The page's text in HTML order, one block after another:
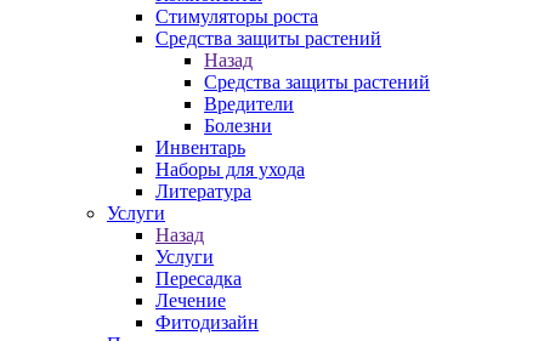
Стимуляторы роста
Средства защиты растений
Назад
Средства защиты растений
Вредители
Болезни
Инвентарь
Наборы для ухода
Литература
Услуги
Назад
Услуги
Пересадка
Лечение
Фитодизайн